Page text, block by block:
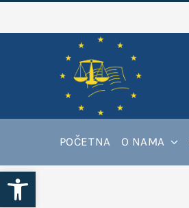
Open toolbar
POČETNA O NAMA